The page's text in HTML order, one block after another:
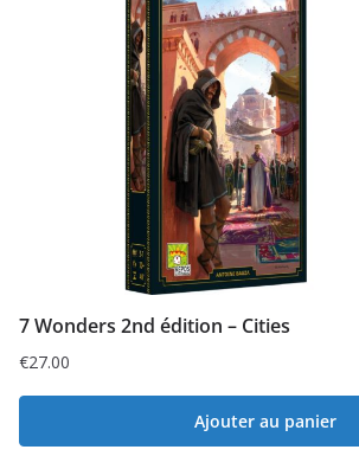
7 Wonders 2nd édition – Cities
€27.00
Ajouter au panier